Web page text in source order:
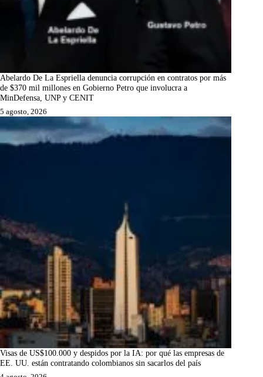
Abelardo De La Espriella denuncia corrupción en contratos por más
de $370 mil millones en Gobierno Petro que involucra a
MinDefensa, UNP y CENIT
5 agosto, 2026
Visas de US$100.000 y despidos por la IA: por qué las empresas de
EE. UU. están contratando colombianos sin sacarlos del país